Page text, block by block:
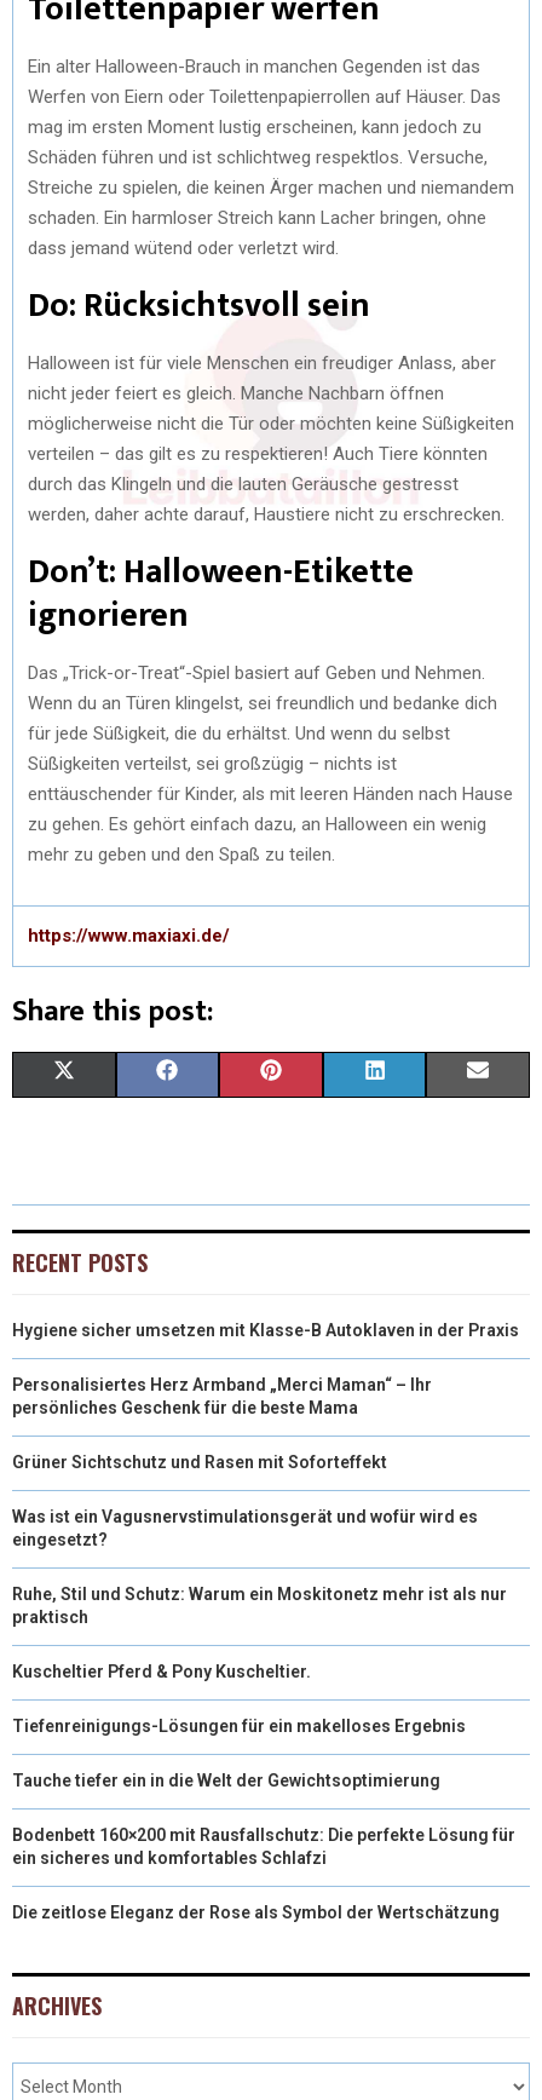
Ein alter Halloween-Brauch in manchen Gegenden ist das
Werfen von Eiern oder Toilettenpapierrollen auf Häuser. Das
mag im ersten Moment lustig erscheinen, kann jedoch zu
Schäden führen und ist schlichtweg respektlos. Versuche,
Streiche zu spielen, die keinen Ärger machen und niemandem
schaden. Ein harmloser Streich kann Lacher bringen, ohne
dass jemand wütend oder verletzt wird.
Do: Rücksichtsvoll sein
Halloween ist für viele Menschen ein freudiger Anlass, aber
nicht jeder feiert es gleich. Manche Nachbarn öffnen
möglicherweise nicht die Tür oder möchten keine Süßigkeiten
verteilen – das gilt es zu respektieren! Auch Tiere könnten
durch das Klingeln und die lauten Geräusche gestresst
werden, daher achte darauf, Haustiere nicht zu erschrecken.
Don’t: Halloween-Etikette
ignorieren
Das „Trick-or-Treat“-Spiel basiert auf Geben und Nehmen.
Wenn du an Türen klingelst, sei freundlich und bedanke dich
für jede Süßigkeit, die du erhältst. Und wenn du selbst
Süßigkeiten verteilst, sei großzügig – nichts ist
enttäuschender für Kinder, als mit leeren Händen nach Hause
zu gehen. Es gehört einfach dazu, an Halloween ein wenig
mehr zu geben und den Spaß zu teilen.
https://www.maxiaxi.de/
Share this post:
W
T
E
)
E
O
K
T
E
S
K
I
N
I
RECENT POSTS
Hygiene sicher umsetzen mit Klasse-B Autoklaven in der Praxis
Personalisiertes Herz Armband „Merci Maman“ – Ihr
persönliches Geschenk für die beste Mama
Grüner Sichtschutz und Rasen mit Soforteffekt
Was ist ein Vagusnervstimulationsgerät und wofür wird es
eingesetzt?
Ruhe, Stil und Schutz: Warum ein Moskitonetz mehr ist als nur
praktisch
Kuscheltier Pferd & Pony Kuscheltier.
Tiefenreinigungs-Lösungen für ein makelloses Ergebnis
Tauche tiefer ein in die Welt der Gewichtsoptimierung
Bodenbett 160×200 mit Rausfallschutz: Die perfekte Lösung für
ein sicheres und komfortables Schlafzi
Die zeitlose Eleganz der Rose als Symbol der Wertschätzung
ARCHIVES